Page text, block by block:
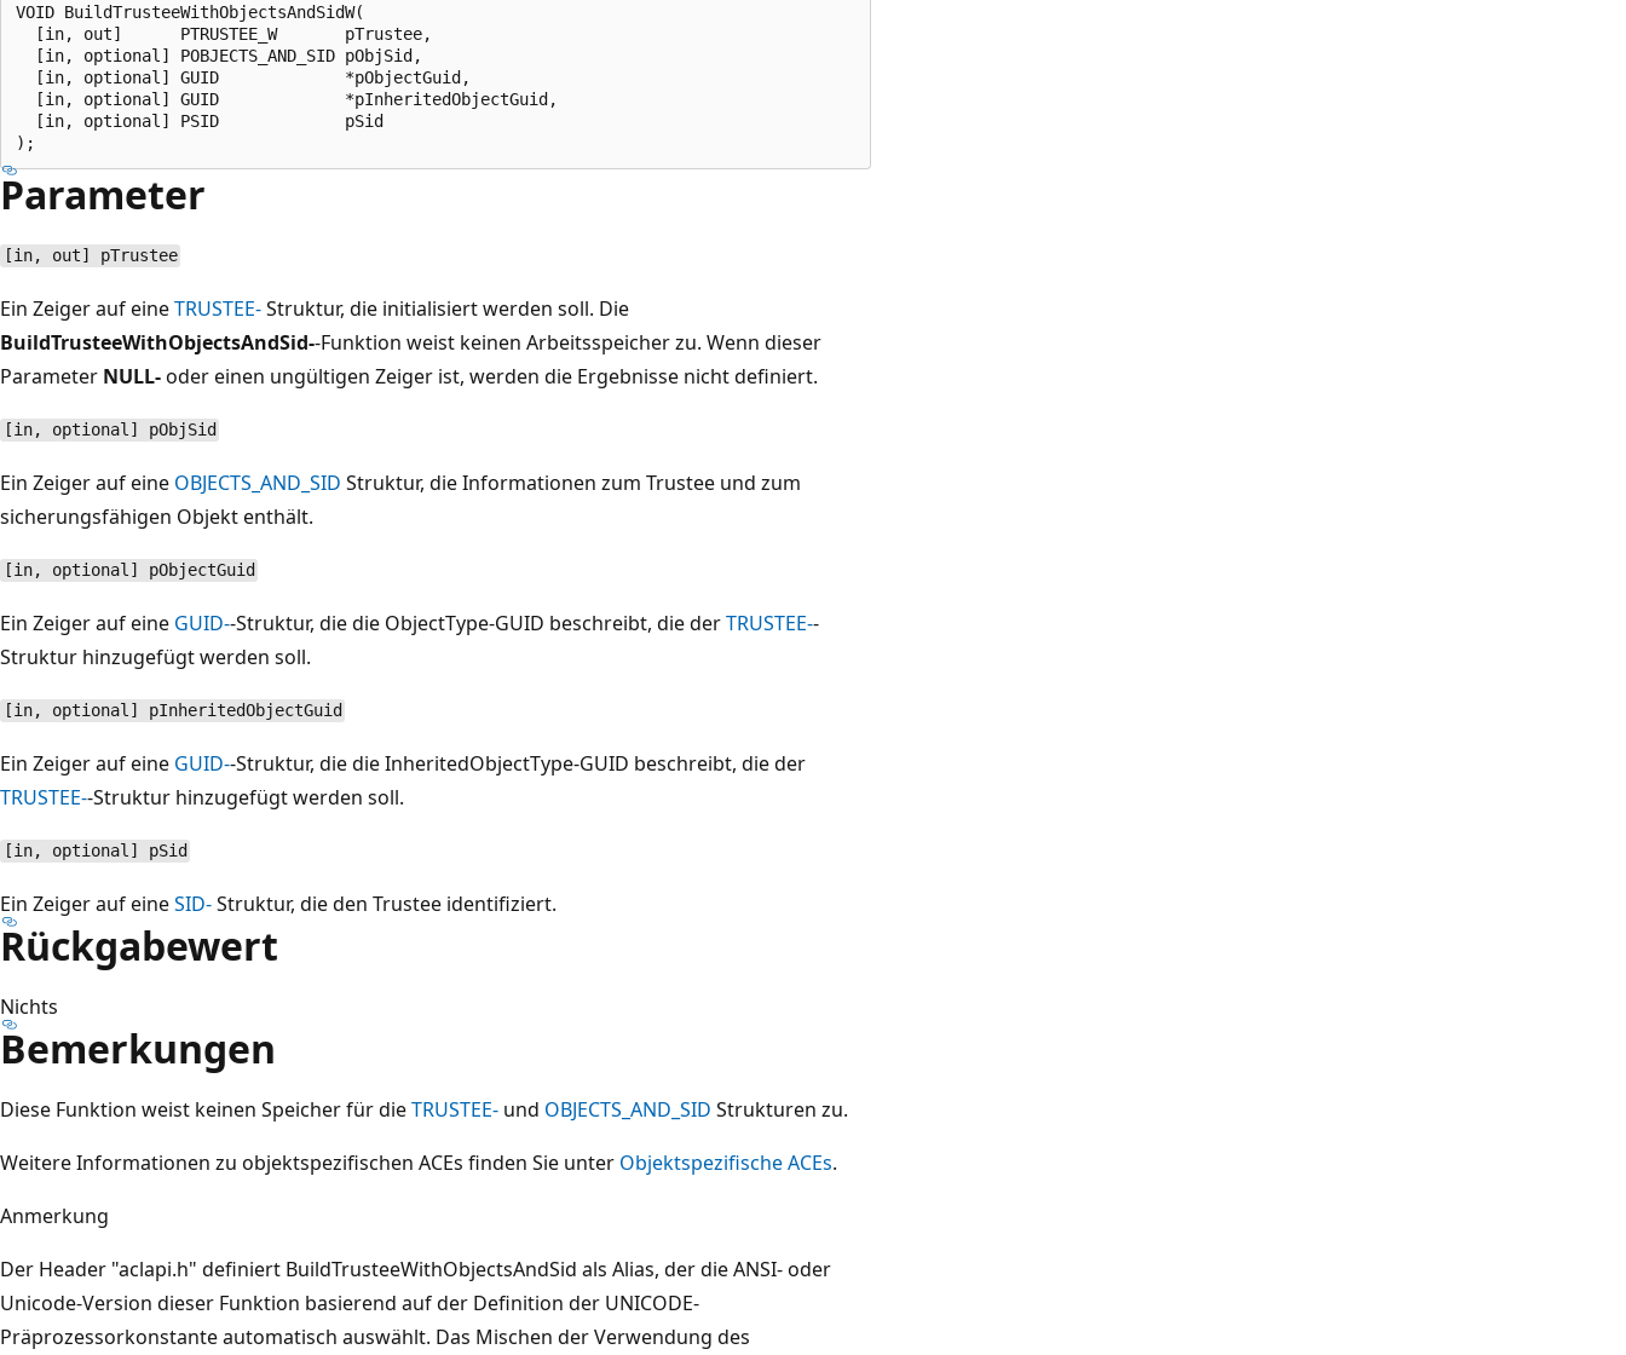
VOID BuildTrusteeWithObjectsAndSidW(
  [in, out]      PTRUSTEE_W       pTrustee,
  [in, optional] POBJECTS_AND_SID pObjSid,
  [in, optional] GUID             *pObjectGuid,
  [in, optional] GUID             *pInheritedObjectGuid,
  [in, optional] PSID             pSid
Parameter
[in, out] pTrustee
Ein Zeiger auf eineTRUSTEE-Struktur, die initialisiert werden soll. Die
BuildTrusteeWithObjectsAndSid--Funktion weist keinen Arbeitsspeicher zu. Wenn dieser
Parameter NULL-oder einen ungültigen Zeiger ist, werden die Ergebnisse nicht definiert.
[in, optional] pObjSid
Ein Zeiger auf eine OBJECTS_AND_SID Struktur, die Informationen zum Trustee und zum
sicherungsfähigen Objekt enthält.
[in, optional] pObjectGuid
Ein Zeiger auf eine GUID--Struktur, die die ObjectType-GUID beschreibt, die derTRUSTEE--
Struktur hinzugefügt werden soll.
[in, optional] pInheritedObjectGuid
Ein Zeiger auf eine GUID--Struktur, die die InheritedObjectType-GUID beschreibt, die der
TRUSTEE--Struktur hinzugefügt werden soll.
[in, optional] pSid
Ein Zeiger auf eineSID-Struktur, die den Trustee identifiziert.
Rückgabewert
Nichts
Bemerkungen
Diese Funktion weist keinen Speicher für dieTRUSTEE- und OBJECTS_AND_SID Strukturen zu.
Weitere Informationen zu objektspezifischen ACEs finden Sie unter Objektspezifische ACEs.
Anmerkung
Der Header "aclapi.h" definiert BuildTrusteeWithObjectsAndSid als Alias, der die ANSI- oder
Unicode-Version dieser Funktion basierend auf der Definition der UNICODE-
Präprozessorkonstante automatisch auswählt. Das Mischen der Verwendung des